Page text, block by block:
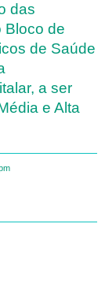
das
Bloco de
de Saúde
a ser
e Alta